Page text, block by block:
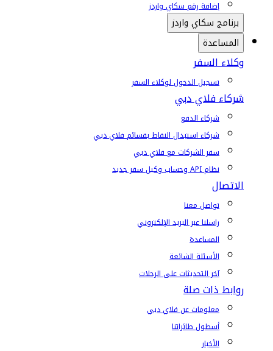
إضافة رقم سكاي واردز
برنامج سكاي واردز
المساعدة
وكلاء السفر
تسجيل الدخول لوكلاء السفر
شركاء فلاي دبي
شركاء الدفع
شركاء استبدال النقاط بقسائم فلاي دبي
سفر الشركات مع فلاي دبي
نظام API وحساب وكيل سفر جديد
الاتصال
تواصل معنا
راسلنا عبر البريد الإلكتروني
المساعدة
الأسئلة الشائعة
آخر التحديثات على الرحلات
روابط ذات صلة
معلومات عن فلاي دبي
أسطول طائراتنا
الأخبار